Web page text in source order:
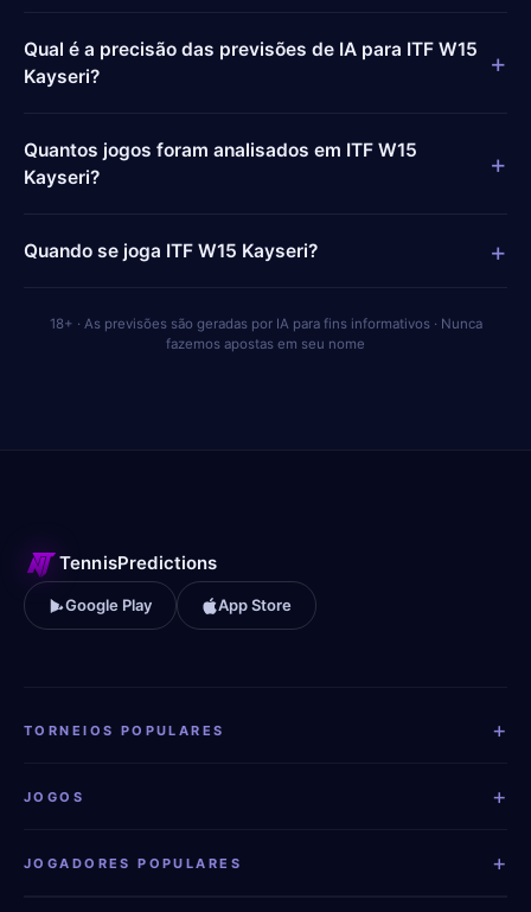
Qual é a precisão das previsões de IA para ITF W15
Kayseri?
+
Quantos jogos foram analisados em ITF W15
Kayseri?
+
Quando se joga ITF W15 Kayseri? +
18+ · As previsões são geradas por IA para fins informativos · Nunca
fazemos apostas em seu nome
TennisPredictions
Google Play App Store
TORNEIOS POPULARES +
JOGOS +
JOGADORES POPULARES +